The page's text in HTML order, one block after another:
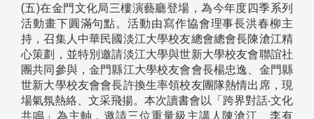
(五)在金門文化局三樓演藝廳登場，為今年度四季系列
活動畫下圓滿句點。活動由寫作協會理事長洪春柳主
持，召集人中華民國淡江大學校友總會總會長陳滄江精
心策劃，並特別邀請淡江大學與世新大學校友會聯誼社
團共同參與，金門縣江大學校友會會長楊忠逸、金門縣
世新大學校友會會長許換生率領校友團隊熱情出席，現
場氣氛熱絡、文采飛揚。本次讀書會以「跨界對話‧文化
共鳴」為主軸，邀請三位重量級主講人陳滄江、李有